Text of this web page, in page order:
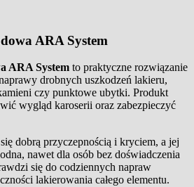
ARA System
ARA System to praktyczne rozwiązanie
drobnych uszkodzeń lakieru,
czy punktowe ubytki. Produkt
wygląd karoserii oraz zabezpieczyć
dobrą przyczepnością i kryciem, a jej
nawet dla osób bez doświadczenia
się do codziennych napraw
lakierowania całego elementu.